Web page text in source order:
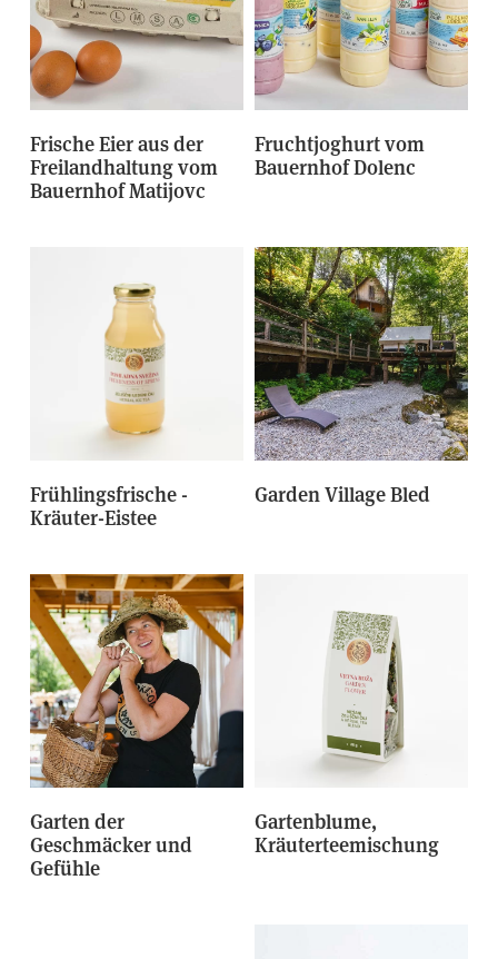
Frische Eier aus der
Freilandhaltung vom
Bauernhof Matijovc
Fruchtjoghurt vom
Bauernhof Dolenc
Frühlingsfrische -
Kräuter-Eistee
Garden Village Bled
Garten der
Geschmäcker und
Gefühle
Gartenblume,
Kräuterteemischung